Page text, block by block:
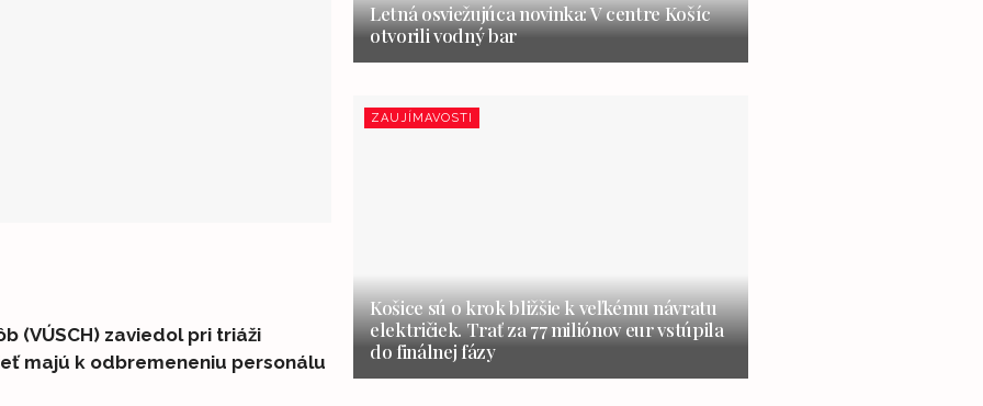
(VÚSCH) zaviedol pri triáži
majú k odbremeneniu personálu
Letná osviežujúca novinka: V centre Košíc
otvorili vodný bar
ZAUJÍMAVOSTI
Košice sú o krok bližšie k veľkému návratu
električiek. Trať za 77 miliónov eur vstúpila
do finálnej fázy